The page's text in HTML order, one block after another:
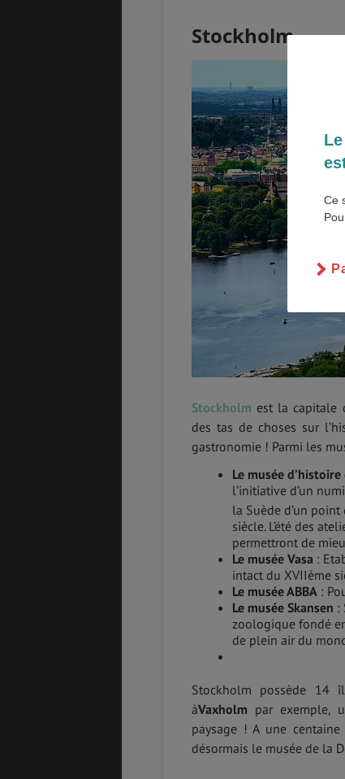
Stockholm
Stockholm est la capitale
des tas de choses sur
gastronomie ! Parmi les
Le musée
l’initiative d’un
la Suède d’un
siècle. L’été des
permettront de
Le musée Vasa :
intact du XVIIème
Le musée ABBA :
Le musée Skansen :
zoologique fondé
de plein air du
Stockholm possède 14
àVaxholm par exemple,
paysage ! A une
désormais le musée de la
Ce